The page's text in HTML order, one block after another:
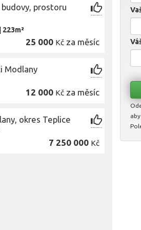
prostoru
223m²
25 000 Kč za měsíc
Modlany
12 000 Kč za měsíc
okres Teplice
7 250 000 Kč